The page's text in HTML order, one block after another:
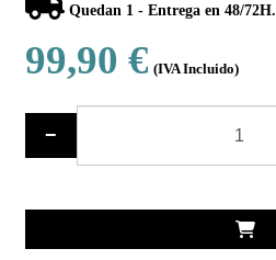
Quedan 1 - Entrega en 48/72H.
99,90 € (IVA Incluido)
−